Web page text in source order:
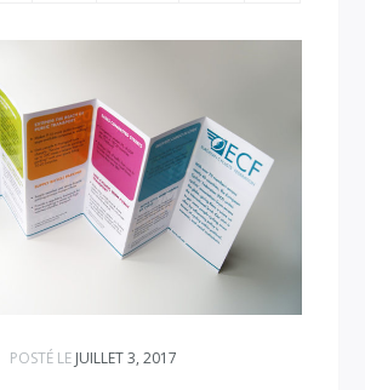
POSTÉ LE JUILLET 3, 2017